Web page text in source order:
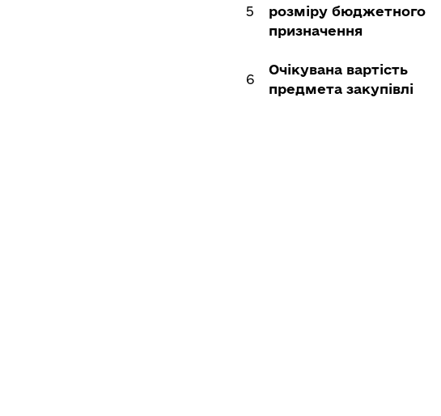
5
розміру бюджетного
призначення
6
Очікувана вартість
предмета закупівлі